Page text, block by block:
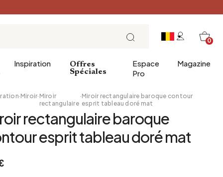
0
salle de bains
Entrée
Salle à manger
Inspiration
Petit Déjeuner
Brunch
Offres
Spéciales
Espace
Pro
Magazine
·Miroir· Miroir
rectangulaire
·Miroir rectangulaire baroque contour
esprit tableau doré mat
rectangulaire baroque
esprit tableau doré mat